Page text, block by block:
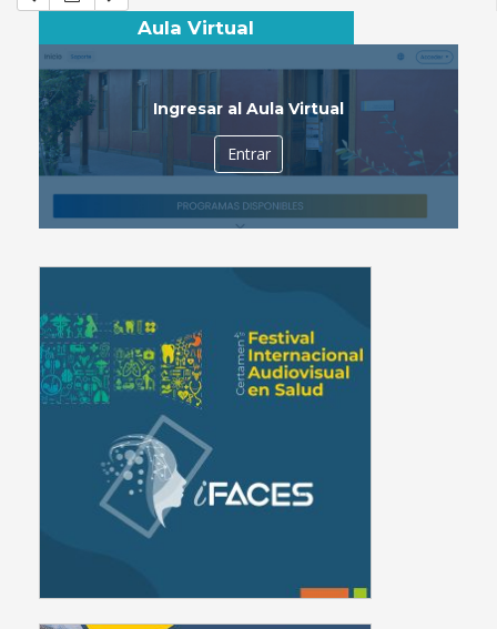
Aula Virtual
Ingresar al Aula Virtual
Entrar